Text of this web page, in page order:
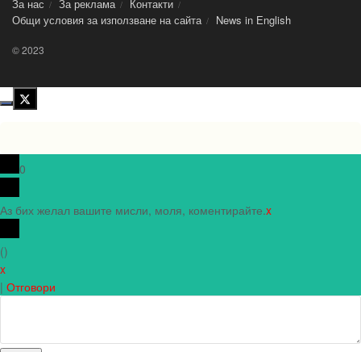
За нас За реклама
Контакти
Общи условия за използване на сайта
News in Еnglish
© 2023
0
Аз бих желал вашите мисли, моля, коментирайте.x
()
x
| Отговори